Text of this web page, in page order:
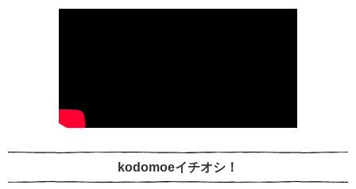
kodomoeイチオシ！